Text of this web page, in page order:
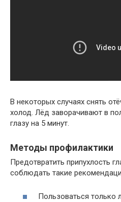
В некоторых случаях снять
холод. Лёд заворачивают в
глазу на 5 минут.
Методы профилактики
Предотвратить припухлость
соблюдать такие
Пользоваться только